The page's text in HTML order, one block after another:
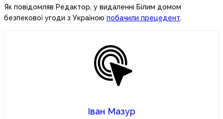
Як повідомляв Редактор, у видаленні Білим домом
безпекової угоди з Україною побачили прецедент.
Іван Мазур